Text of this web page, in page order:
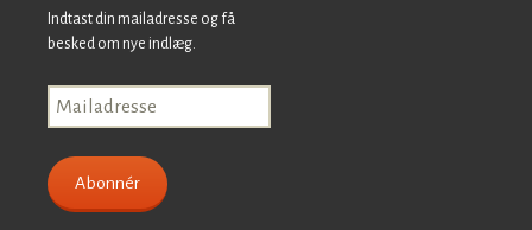
Indtast din mailadresse og få
besked om nye indlæg.
Mailadresse
Abonnér